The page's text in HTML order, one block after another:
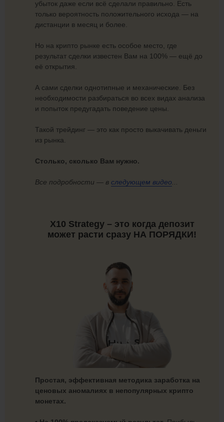
убыток даже если всё сделали правильно. Есть
только вероятность положительного исхода — на
дистанции в месяц и более.
Но на крипто рынке есть особое место, где
результат сделки известен Вам на 100% — ещё до
её открытия.
А сами сделки однотипные и механические. Без
необходимости разбираться во всех видах анализа
и попыток предугадать поведение цены.
Такой трейдинг — это как просто выкачивать деньги
из рынка.
Столько, сколько Вам нужно.
Все подробности — в следующем видео...
X10 Strategy – это когда депозит
может расти сразу НА ПОРЯДКИ!
Простая, эффективная методика заработка на
ценовых аномалиях в непопулярных крипто
монетах.